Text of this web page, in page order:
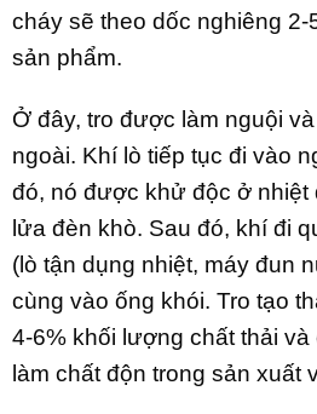
cháy sẽ theo dốc nghiêng 2-
sản phẩm.
Ở đây, tro được làm nguội
ngoài. Khí lò tiếp tục đi vào
đó, nó được khử độc ở nhiệt
lửa đèn khò. Sau đó, khí đi
(lò tận dụng nhiệt, máy đun
cùng vào ống khói. Tro tạo
4-6% khối lượng chất thải
làm chất độn trong sản xuất